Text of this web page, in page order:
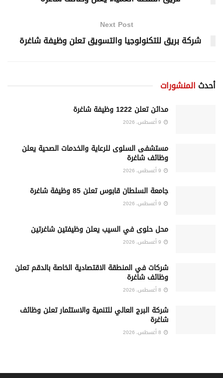
Next Post
شركة بريق للتكنولوجيا والتسويق تعلن وظيفة شاغرة
أحدث المنشورات
مدائن تعلن 1222 وظيفة شاغرة
مستشفى السلوى للرعاية والخدمات الصحية يعلن
وظائف شاغرة
جامعة السلطان قابوس تعلن 85 وظيفة شاغرة
محل حلوى في السيب يعلن وظيفتين شاغرتين
شركات في المنطقة الاقتصادية الخاصة بالدقم تعلن
وظائف شاغرة
شركة البرج العالي للتنمية والاستثمار تعلن وظائف
شاغرة